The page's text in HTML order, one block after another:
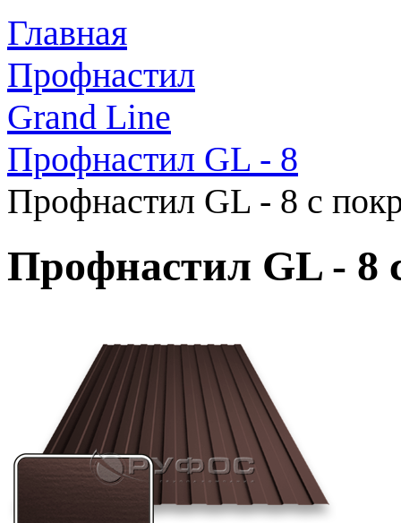
Главная
Профнастил
Grand Line
Профнастил GL - 8
Профнастил GL - 8 с
Профнастил GL - 8